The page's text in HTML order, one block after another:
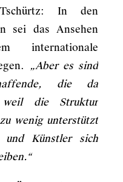
In den
sei das Ansehen
internationale
„Aber es sind
die da
weil die Struktur
wenig unterstützt
und Künstler sich